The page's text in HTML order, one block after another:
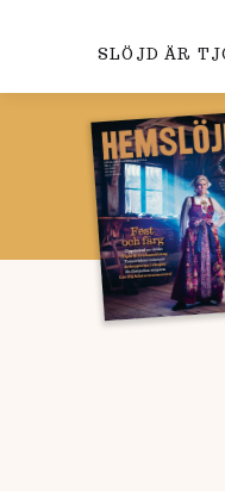
SLÖJD ÄR